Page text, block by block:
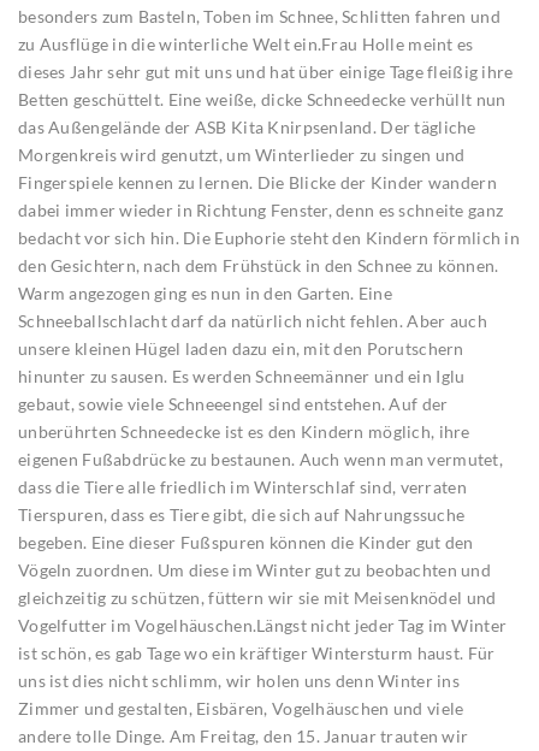
besonders zum Basteln, Toben im Schnee, Schlitten fahren und
zu Ausflüge in die winterliche Welt ein.Frau Holle meint es
dieses Jahr sehr gut mit uns und hat über einige Tage fleißig ihre
Betten geschüttelt. Eine weiße, dicke Schneedecke verhüllt nun
das Außengelände der ASB Kita Knirpsenland. Der tägliche
Morgenkreis wird genutzt, um Winterlieder zu singen und
Fingerspiele kennen zu lernen. Die Blicke der Kinder wandern
dabei immer wieder in Richtung Fenster, denn es schneite ganz
bedacht vor sich hin. Die Euphorie steht den Kindern förmlich in
den Gesichtern, nach dem Frühstück in den Schnee zu können.
Warm angezogen ging es nun in den Garten. Eine
Schneeballschlacht darf da natürlich nicht fehlen. Aber auch
unsere kleinen Hügel laden dazu ein, mit den Porutschern
hinunter zu sausen. Es werden Schneemänner und ein Iglu
gebaut, sowie viele Schneeengel sind entstehen. Auf der
unberührten Schneedecke ist es den Kindern möglich, ihre
eigenen Fußabdrücke zu bestaunen. Auch wenn man vermutet,
dass die Tiere alle friedlich im Winterschlaf sind, verraten
Tierspuren, dass es Tiere gibt, die sich auf Nahrungssuche
begeben. Eine dieser Fußspuren können die Kinder gut den
Vögeln zuordnen. Um diese im Winter gut zu beobachten und
gleichzeitig zu schützen, füttern wir sie mit Meisenknödel und
Vogelfutter im Vogelhäuschen.Längst nicht jeder Tag im Winter
ist schön, es gab Tage wo ein kräftiger Wintersturm haust. Für
uns ist dies nicht schlimm, wir holen uns denn Winter ins
Zimmer und gestalten, Eisbären, Vogelhäuschen und viele
andere tolle Dinge. Am Freitag, den 15. Januar trauten wir